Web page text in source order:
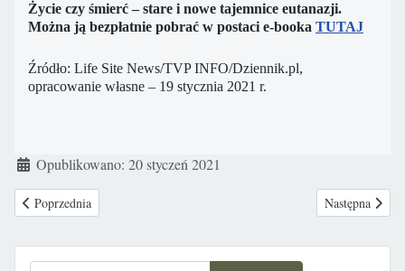
Życie czy śmierć – stare i nowe tajemnice eutanazji.
Można ją bezpłatnie pobrać w postaci e-booka TUTAJ
Źródło: Life Site News/TVP INFO/Dziennik.pl,
opracowanie własne – 19 stycznia 2021 r.
Szczegóły
Opublikowano: 20 styczeń 2021
Poprzednia strona: Senat Francji odrzucił projekt ustawy zezwalający na
Poprzednia Następna
Następna